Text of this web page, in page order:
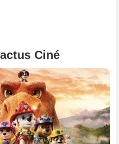
Ciné